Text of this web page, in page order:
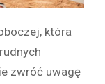
która
zwróć uwagę